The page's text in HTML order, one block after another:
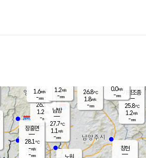
양주
26.1℃
1.2
-mm
가평조종
25.8℃
1.2m/s
-mm
26.8℃
1.8m/s
-mm
창현
0.0m/s
-mm
은평
남방
27.7℃
1.1 m/s
-mm
장흥면
28.1℃
-m/s
-mm
1.6m/s
-mm
1.2m/s
-mm